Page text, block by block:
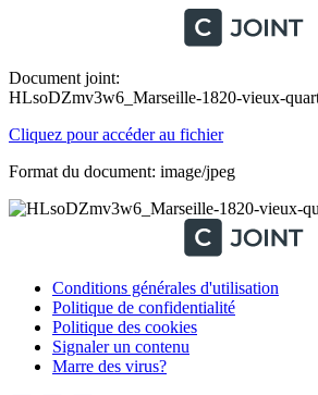
Document joint:
HLsoDZmv3w6_Marseille-1820-vieux-
Cliquez pour accéder au fichier
Format du document: image/jpeg
Conditions générales d'utilisation
Politique de confidentialité
Politique des cookies
Signaler un contenu
Marre des virus?